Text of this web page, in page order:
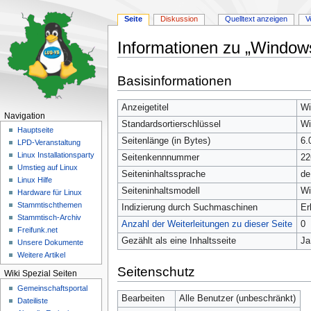
Informationen zu
Navigation
springen
Suche
springen
Basisinformationen
Anzeigetitel
Standardsortierschlüssel
Seitenlänge (in Bytes)
Seitenkennnummer
Seiteninhaltssprache
Seiteninhaltsmodell
Indizierung durch Suchmaschinen
Anzahl der Weiterleitungen zu dieser Seite
0
Gezählt als eine Inhaltsseite
Ja
Seitenschutz
Bearbeiten
Alle Benutzer (unbeschränkt)
Seite Diskussion Quelltext anzeigen
Navigation
Hauptseite
LPD-Veranstaltung
Linux Installationsparty
Umstieg auf Linux
Linux Hilfe
Hardware für Linux
Stammtischthemen
Stammtisch-Archiv
Freifunk.net
Unsere Dokumente
Weitere Artikel
Wiki Spezial Seiten
Gemeinschafts­portal
Dateiliste